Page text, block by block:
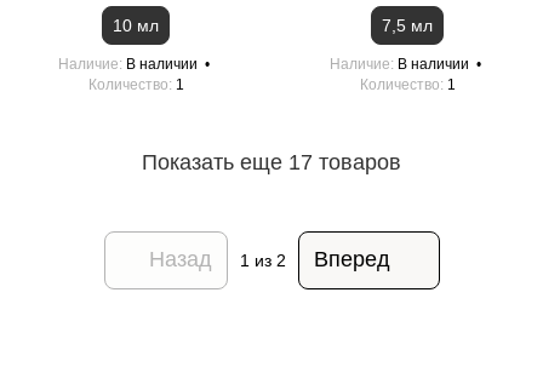
10 мл
Наличие В наличии
Количество 1
7,5 мл
Наличие В наличии
Количество 1
Показать еще 17 товаров
Назад 1 из 2 Вперед